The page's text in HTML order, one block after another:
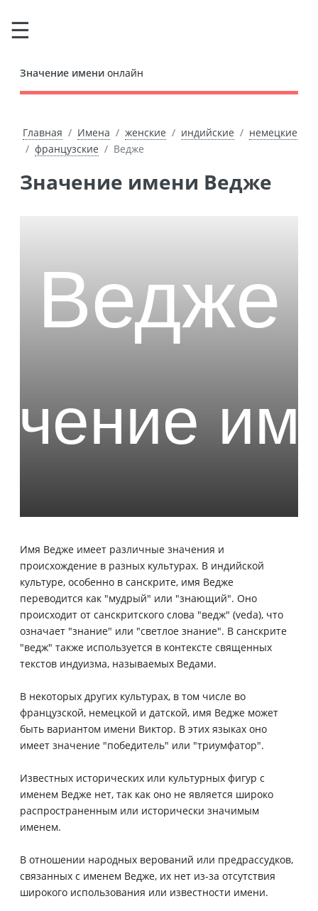
Значение имени онлайн
Главная Имена женские индийские
немецкие
французские
Ведже
Значение имени Ведже
Имя Ведже имеет различные значения и
происхождение в разных культурах. В индийской
культуре, особенно в санскрите, имя Ведже
переводится как "мудрый" или "знающий". Оно
происходит от санскритского слова "ведж" (veda), что
означает "знание" или "светлое знание". В санскрите
"ведж" также используется в контексте священных
текстов индуизма, называемых Ведами.
В некоторых других культурах, в том числе во
французской, немецкой и датской, имя Ведже может
быть вариантом имени Виктор. В этих языках оно
имеет значение "победитель" или "триумфатор".
Известных исторических или культурных фигур с
именем Ведже нет, так как оно не является широко
распространенным или исторически значимым
именем.
В отношении народных верований или предрассудков,
связанных с именем Ведже, их нет из-за отсутствия
широкого использования или известности имени.